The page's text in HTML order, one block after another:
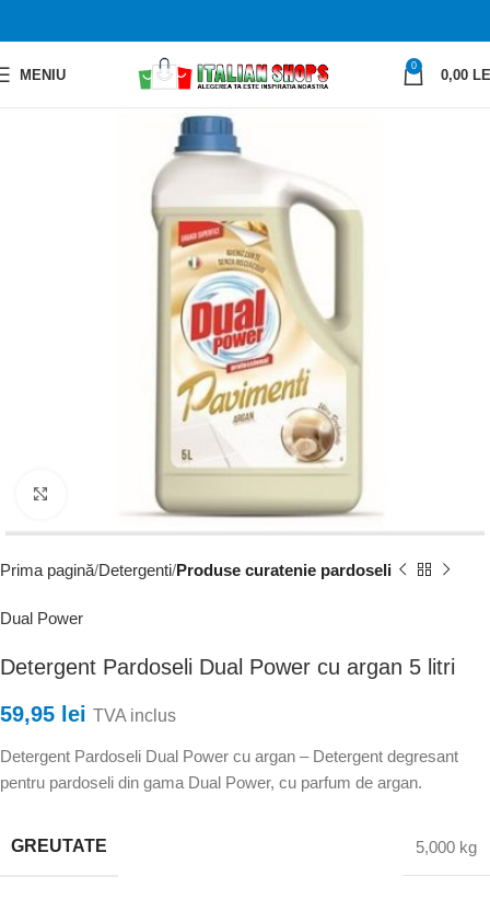
MENIU
0
0,00
Faceți clic pentru a mări
Prima pagină Detergenti Produse curatenie pardoseli
Dual Power
Detergent Pardoseli Dual Power cu argan 5 litri
59,95 lei TVA inclus
Detergent Pardoseli Dual Power cu argan – Detergent degresant
pentru pardoseli din gama Dual Power, cu parfum de argan.
GREUTATE 5,000 kg